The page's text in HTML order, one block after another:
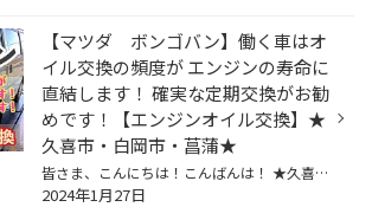
【マツダ ボンゴバン】働く車はオ
イル交換の頻度が エンジンの寿命に
直結します！ 確実な定期交換がお勧
めです！【エンジンオイル交換】★
久喜市・白岡市・菖蒲★
皆さま、こんにちは！こんばんは！ ★久喜警察と久喜インターの間にあるタイヤ館久喜です★ いつも当店WEBをご覧いただきありがとうございます！ ーーーーーーーーーーーーーーーーーーーーーーーーーーーーーーーーーーーーーーーーーー お客様のお車【 マツダ：ボンゴバン 】にて エンジンオイル交...
2024年1月27日